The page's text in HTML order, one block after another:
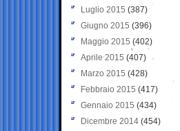
Luglio 2015 (387)
Giugno 2015 (396)
Maggio 2015 (402)
Aprile 2015 (407)
Marzo 2015 (428)
Febbraio 2015 (417)
Gennaio 2015 (434)
Dicembre 2014 (454)